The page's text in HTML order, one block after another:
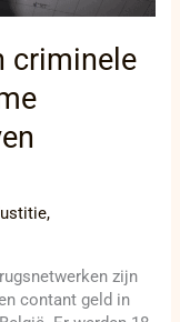
criminele
,
zijn
contant geld in